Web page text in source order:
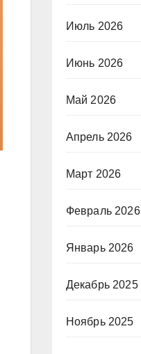
Июль 2026
Июнь 2026
Май 2026
Апрель 2026
Март 2026
Февраль 2026
Январь 2026
Декабрь 2025
Ноябрь 2025